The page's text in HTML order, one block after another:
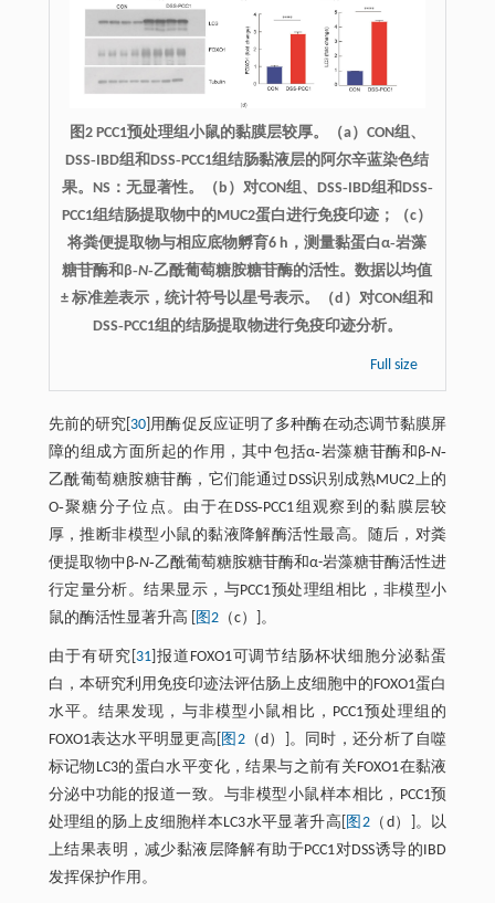
图2 PCC1预处理组小鼠的黏膜层较厚。（a）CON组、
DSS‐IBD组和DSS‐PCC1组结肠黏液层的阿尔辛蓝染色结
果。NS：无显著性。（b）对CON组、DSS‐IBD组和DSS‐
PCC1组结肠提取物中的MUC2蛋白进行免疫印迹；（c）
将粪便提取物与相应底物孵育6 h，测量黏蛋白α‐岩藻
糖苷酶和β‐N‐乙酰葡萄糖胺糖苷酶的活性。数据以均值
± 标准差表示，统计符号以星号表示。（d）对CON组和
DSS‐PCC1组的结肠提取物进行免疫印迹分析。
Full size
先前的研究[ 30 ]用酶促反应证明了多种酶在动态调节黏膜屏
障的组成方面所起的作用，其中包括α‐岩藻糖苷酶和β‐N‐
乙酰葡萄糖胺糖苷酶，它们能通过DSS识别成熟MUC2上的
O‐聚糖分子位点。由于在DSS‐PCC1组观察到的黏膜层较
厚，推断非模型小鼠的黏液降解酶活性最高。随后，对粪
便提取物中β‐N‐乙酰葡萄糖胺糖苷酶和α-岩藻糖苷酶活性进
行定量分析。结果显示，与PCC1预处理组相比，非模型小
鼠的酶活性显著升高 [
图2（c）]。
由于有研究[ 31]报道FOXO1可调节结肠杯状细胞分泌黏蛋
白，本研究利用免疫印迹法评估肠上皮细胞中的FOXO1蛋白
水平。结果发现，与非模型小鼠相比，PCC1预处理组的
FOXO1表达水平明显更高[ 图2（d）]。同时，还分析了自噬
标记物LC3的蛋白水平变化，结果与之前有关FOXO1在黏液
分泌中功能的报道一致。与非模型小鼠样本相比，PCC1预
处理组的肠上皮细胞样本LC3水平显著升高[ 图2（d）]。以
上结果表明，减少黏液层降解有助于PCC1对DSS诱导的IBD
发挥保护作用。